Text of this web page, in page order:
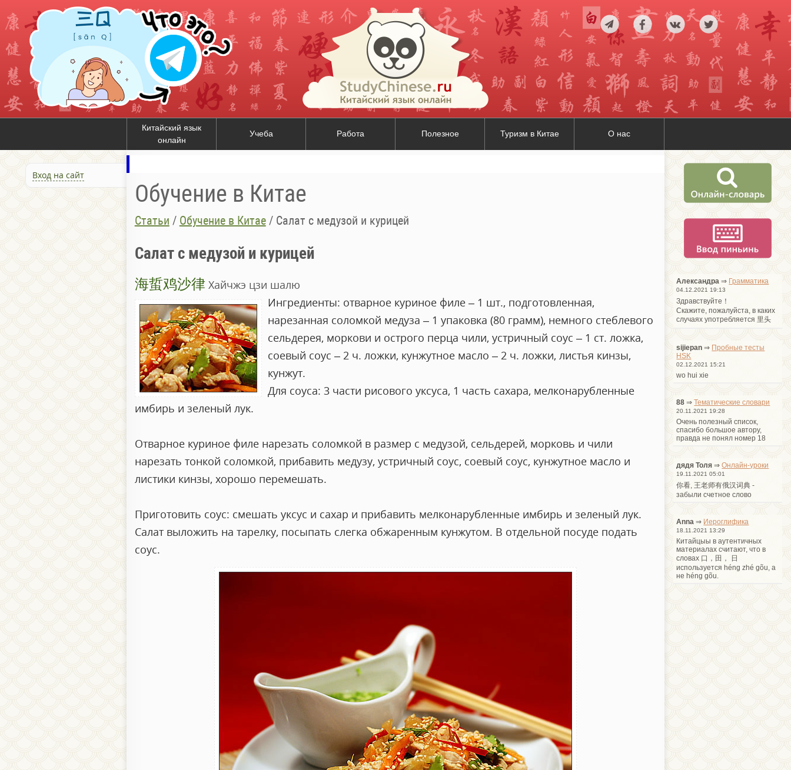
Китайский язык
онлайн
Учеба Работа Полезное Туризм в Китае О нас
Вход на сайт
Обучение в Китае
Статьи / Обучение в Китае/ Салат с медузой и курицей
Салат с медузой и курицей
海蜇鸡沙律 Хайчжэ цзи шалю
Ингредиенты: отварное куриное филе – 1 шт., подготовленная,
нарезанная соломкой медуза – 1 упаковка (80 грамм), немного стеблевого
сельдерея, моркови и острого перца чили, устричный соус – 1 ст. ложка,
соевый соус – 2 ч. ложки, кунжутное масло – 2 ч. ложки, листья кинзы,
кунжут.
Для соуса: 3 части рисового уксуса, 1 часть сахара, мелконарубленные
имбирь и зеленый лук.
Отварное куриное филе нарезать соломкой в размер с медузой, сельдерей, морковь и чили
нарезать тонкой соломкой, прибавить медузу, устричный соус, соевый соус, кунжутное масло и
листики кинзы, хорошо перемешать.
Приготовить соус: смешать уксус и сахар и прибавить мелконарубленные имбирь и зеленый лук.
Салат выложить на тарелку, посыпать слегка обжаренным кунжутом. В отдельной посуде подать
соус.
Александра ⇒ Грамматика
04.12.2021 19:13
Здравствуйте！
Cкажите, пожалуйста, в каких
случаях употребляется 里头
sijiepan ⇒ Пробные тесты
HSK
02.12.2021 15:21
wo hui xie
88 ⇒Тематические словари
20.11.2021 19:28
Очень полезный список,
спасибо большое автору,
правда не понял номер 18
дядя Толя ⇒Онлайн-уроки
19.11.2021 05:01
你看, 王老师有俄汉词典 -
забыли счетное слово
Anna ⇒ Иероглифика
18.11.2021 13:29
Китайцыы в аутентичных
материалах считают, что в
словах 口，田， 日
используется héng zhé gõu, а
не héng gõu.